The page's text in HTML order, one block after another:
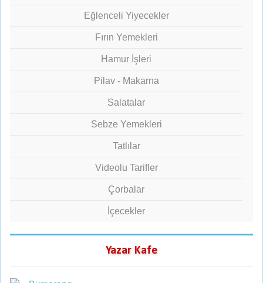
Eğlenceli Yiyecekler
Fırın Yemekleri
Hamur İşleri
Pilav - Makarna
Salatalar
Sebze Yemekleri
Tatlılar
Videolu Tarifler
Çorbalar
İçecekler
Yazar Kafe